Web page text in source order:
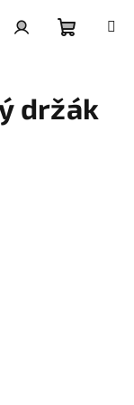
košík
držák